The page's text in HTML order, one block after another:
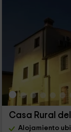
Casa Rural
Alojamiento